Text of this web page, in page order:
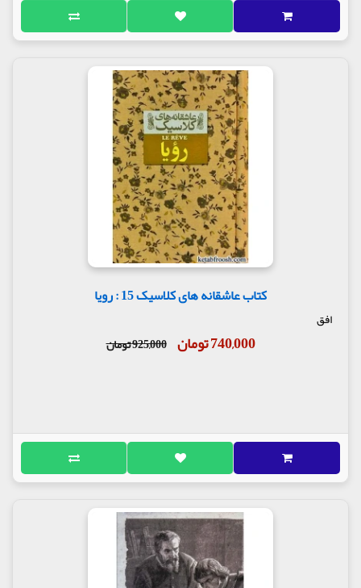
کتاب عاشقانه های کلاسیک 15 : رویا
افق
740,000 تومان 925,000 تومان